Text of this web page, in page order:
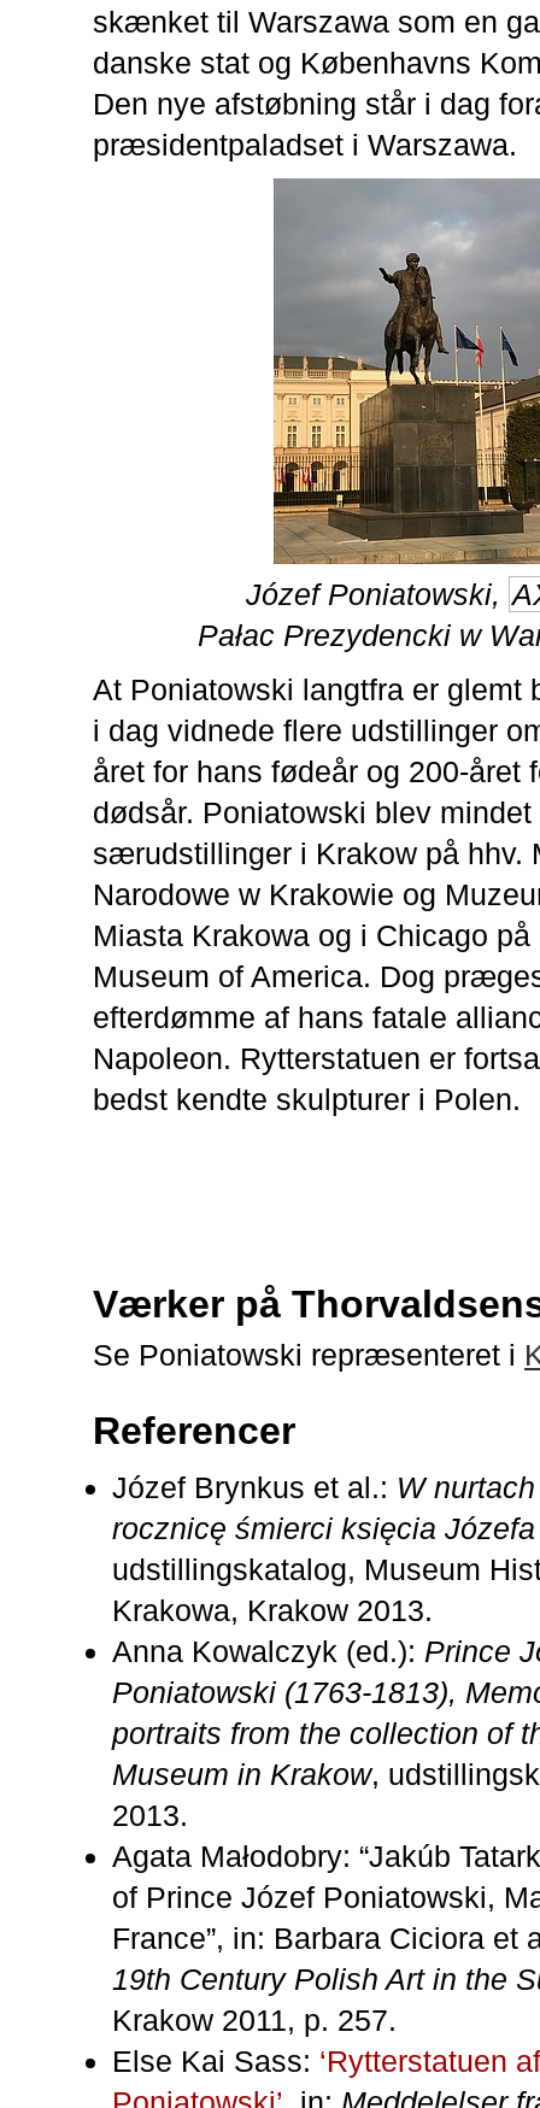
skænket til Warszawa som en
danske stat og Københavns
Den nye afstøbning står i dag
præsidentpaladset i Warszawa.
Józef Poniatowski,
Pałac Prezydencki w
At Poniatowski langtfra er glemt
i dag vidnede flere udstillinger
året for hans fødeår og 200-året
dødsår. Poniatowski blev mindet
særudstillinger i Krakow på hhv.
Narodowe w Krakowie og
Miasta Krakowa og i Chicago på
Museum of America. Dog
efterdømme af hans fatale
Napoleon. Rytterstatuen er
bedst kendte skulpturer i Polen.
Værker på
Se Poniatowski repræsenteret i
Referencer
Józef Brynkus et al.: W
rocznicę śmierci księcia
udstillingskatalog, Museum
Krakowa, Krakow 2013.
Anna Kowalczyk (ed.): Prince
Poniatowski (1763-1813),
portraits from the collection of
Museum in Krakow,
2013.
Agata Małodobry: “Jakúb
of Prince Józef Poniatowski,
France”, in: Barbara Ciciora et
19th Century Polish Art in the
Krakow 2011, p. 257.
Else Kai Sass: ‘Rytterstatuen